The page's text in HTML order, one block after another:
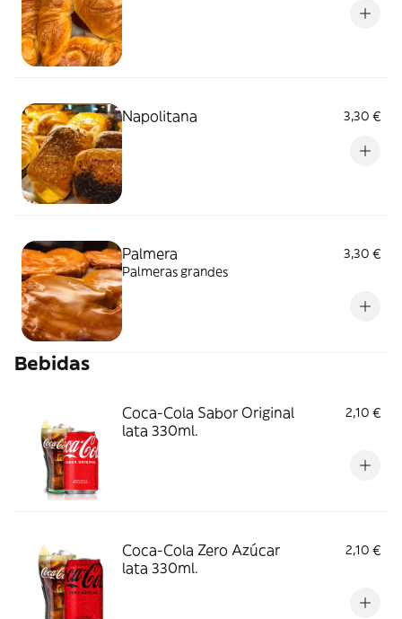
Napolitana 3,30 €
Palmera
3,30 €
Palmeras grandes
Bebidas
Coca-Cola Sabor Original
lata 330ml.
2,10 €
Coca-Cola Zero Azúcar
lata 330ml.
2,10 €